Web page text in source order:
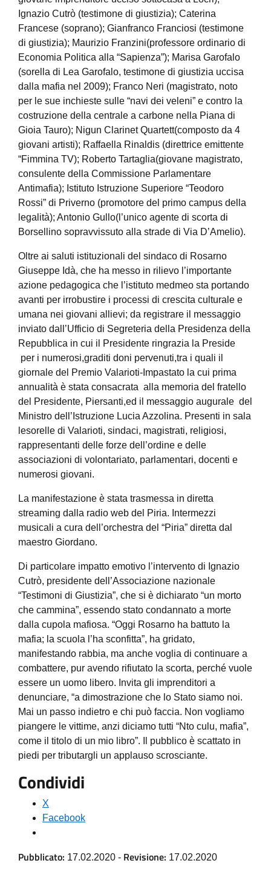
Ignazio Cutrò (testimone di giustizia); Caterina
Francese (soprano); Gianfranco Franciosi (testimone
di giustizia); Maurizio Franzini(professore ordinario di
Economia Politica alla “Sapienza”); Marisa Garofalo
(sorella di Lea Garofalo, testimone di giustizia uccisa
dalla mafia nel 2009); Franco Neri (magistrato, noto
per le sue inchieste sulle “navi dei veleni” e contro la
costruzione della centrale a carbone nella Piana di
Gioia Tauro); Nigun Clarinet Quartett(composto da 4
giovani artisti); Raffaella Rinaldis (direttrice emittente
“Fimmina TV); Roberto Tartaglia(giovane magistrato,
consulente della Commissione Parlamentare
Antimafia); Istituto Istruzione Superiore “Teodoro
Rossi” di Priverno (promotore del primo campus della
legalità); Antonio Gullo(l’unico agente di scorta di
Borsellino sopravvissuto alla strade di Via D’Amelio).
O tre ai saluti istituzionali del sindaco di Rosarno
Giuseppe Idà, che ha messo in rilievo l’importante
azione pedagogica che l’istituto medmeo sta portando
avanti per irrobustire i processi di crescita culturale e
umana nei giovani allievi; da registrare i messaggio
inviato dall’Ufficio di Segreteria della Presidenza della
Repubblica in cui il Presidente ringrazia la Preside
per i numerosi,graditi doni pervenuti,tra i quali il
giornale del Premio Valarioti-Impastato la cui prima
annualità è stata consacrata alla memoria del fratello
del Presidente, Piersanti,ed il messaggio augurale de
Ministro dell’Istruzione Lucia Azzolina. Presenti in sala
lesorelle di Valarioti, sindaci, magistrati, religiosi,
rappresentanti delle forze dell’ordine e delle
associazioni di volontariato, parlamentari, docenti e
numerosi giovani.
La manifestazione è stata trasmessa in diretta
streaming dalla radio web del Piria. Intermezzi
musicali a cura dell’orchestra del “Piria” diretta dal
maestro Giordano.
Di particolare impatto emotivo l’intervento di Ignazio
Cutrò, presidente dell’Associazione nazionale
“Testimoni di Giustizia”, che si è dichiarato “un morto
che cammina”, essendo stato condannato a morte
dalla cupola mafiosa. “Oggi Rosarno ha battuto la
mafia; la scuola l’ha sconfitta”, ha gridato,
manifestando rabbia, ma anche voglia di continuare a
combattere, pur avendo rifiutato la scorta, perché vuole
essere un uomo libero. nvita gli imprenditori a
denunciare, “a dimostrazione che lo Stato siamo noi.
Mai un passo indietro e chi può faccia. Non vogliamo
piangere le vittime, anzi diciamo tutti “Nto culu, mafia”,
come il titolo di un mio libro”. Il pubblico è scattato in
piedi per tributargli un applauso scrosciante.
Condividi
X
Facebook
Pubblicato: 17.02.2020 - Revisione: 17.02.2020